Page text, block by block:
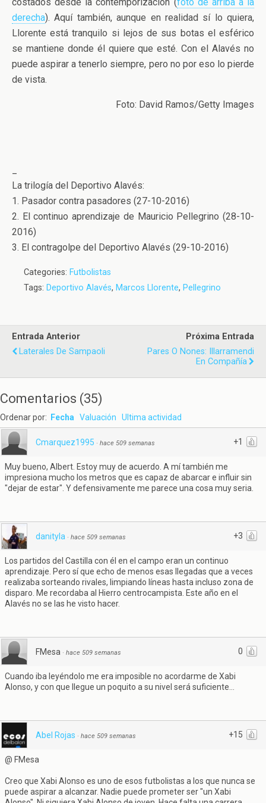
derecha). Aquí también, aunque en realidad sí lo quiera,
Llorente está tranquilo si lejos de sus botas el esférico
se mantiene donde él quiere que esté. Con el Alavés no
puede aspirar a tenerlo siempre, pero no por eso lo pierde
de vista.
Foto: David Ramos/Getty Images
La trilogía del Deportivo Alavés:
1. Pasador contra pasadores (27-10-2016)
2. El continuo aprendizaje de Mauricio Pellegrino (28-10-
2016)
3. El contragolpe del Deportivo Alavés (29-10-2016)
Categories: Futbolistas
Tags: Deportivo Alavés, Marcos Llorente, Pellegrino
Entrada Anterior
Laterales De Sampaoli
Próxima Entrada
Pares O Nones: Illarramendi
En Compañía
Comentarios (35)
Ordenar por: Fecha Valuación Ultima actividad
+1
Cmarquez1995 · hace 509 semanas
Muy bueno, Albert. Estoy muy de acuerdo. A mí también me
impresiona mucho los metros que es capaz de abarcar e influir sin
"dejar de estar". Y defensivamente me parece una cosa muy seria.
+3
danityla · hace 509 semanas
Los partidos del Castilla con él en el campo eran un continuo
aprendizaje. Pero sí que echo de menos esas llegadas que a veces
realizaba sorteando rivales, limpiando líneas hasta incluso zona de
disparo. Me recordaba al Hierro centrocampista. Este año en el
Alavés no se las he visto hacer.
0
FMesa · hace 509 semanas
Cuando iba leyéndolo me era imposible no acordarme de Xabi
Alonso, y con que llegue un poquito a su nivel será suficiente...
+15
Abel Rojas · hace 509 semanas
@ FMesa
Creo que Xabi Alonso es uno de esos futbolistas a los que nunca se
puede aspirar a alcanzar. Nadie puede prometer ser "un Xabi